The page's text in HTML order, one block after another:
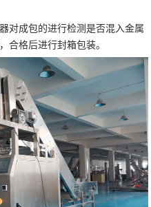
对成包的进行检测是否混入金属
合格后进行封箱包装。